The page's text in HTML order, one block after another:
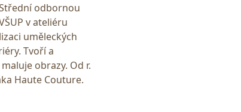
odbornou
v ateliéru
uměleckých
Tvoří a
obrazy. Od r.
Haute Couture.